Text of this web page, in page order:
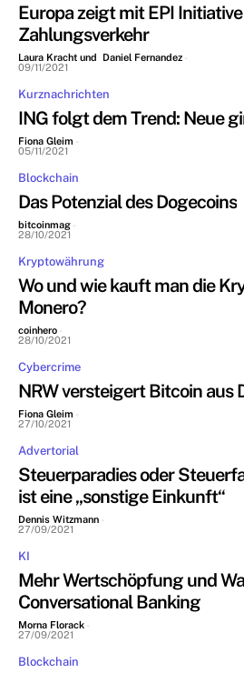
Europa zeigt mit EPI
Zahlungsverkehr
Laura Kracht und Daniel Fernandez -
09/11/2021
Kurznachrichten
ING folgt dem Trend: Neue
Fiona Gleim -
05/11/2021
Blockchain
Das Potenzial des Dogecoins
bitcoinmag -
28/10/2021
Kryptowährung
Wo und wie kauft man die
Monero?
coinhero -
28/10/2021
Cybercrime
NRW versteigert Bitcoin aus
Fiona Gleim -
27/10/2021
Advertorial
Steuerparadies oder
ist eine „sonstige Einkunft“
Dennis Witzmann -
27/09/2021
KI
Mehr Wertschöpfung und
Conversational Banking
Morna Florack -
27/09/2021
Blockchain